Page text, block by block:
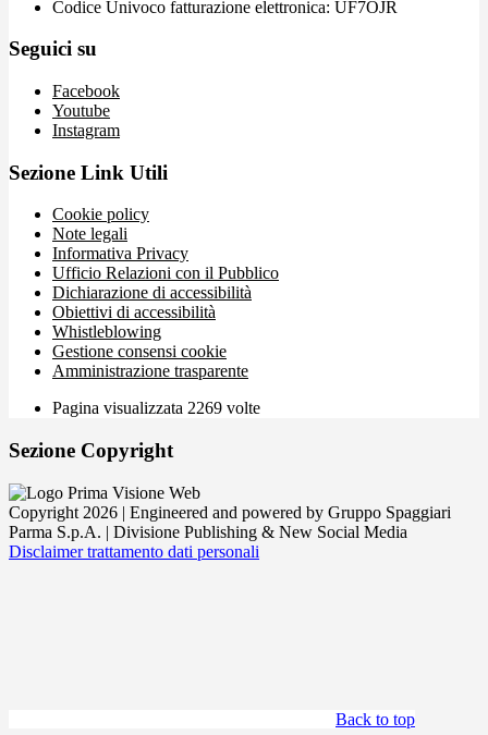
Codice Univoco fatturazione elettronica: UF7OJR
Seguici su
Facebook
Youtube
Instagram
Sezione Link Utili
Cookie policy
Note legali
Informativa Privacy
Ufficio Relazioni con il Pubblico
Dichiarazione di accessibilità
Obiettivi di accessibilità
Whistleblowing
Gestione consensi cookie
Amministrazione trasparente
Pagina visualizzata 2269 volte
Sezione Copyright
Copyright 2026 | Engineered and powered by Gruppo Spaggiari
Parma S.p.A. | Divisione Publishing & New Social Media
Disclaimer trattamento dati personali
Back to top